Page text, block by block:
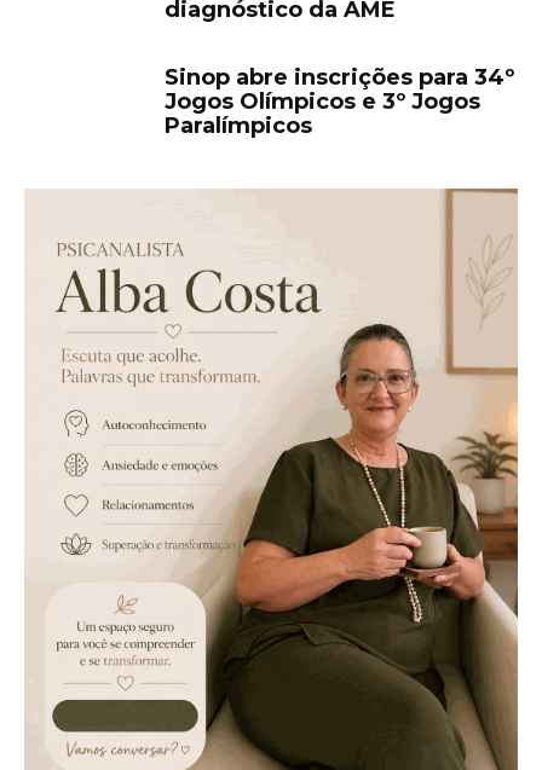
diagnóstico da AME
Sinop abre inscrições para 34º
Jogos Olímpicos e 3º Jogos
Paralímpicos